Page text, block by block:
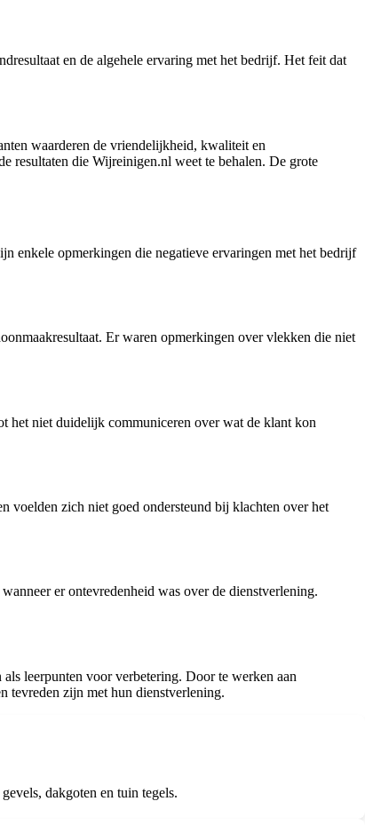
en de algehele ervaring met het bedrijf. Het feit dat
waarderen de vriendelijkheid, kwaliteit en
resultaten die Wijreinigen.nl weet te behalen. De grote
enkele opmerkingen die negatieve ervaringen met het bedrijf
Er waren opmerkingen over vlekken die niet
het niet duidelijk communiceren over wat de klant kon
voelden zich niet goed ondersteund bij klachten over het
er ontevredenheid was over de dienstverlening.
leerpunten voor verbetering. Door te werken aan
tevreden zijn met hun dienstverlening.
dakgoten en tuin tegels.